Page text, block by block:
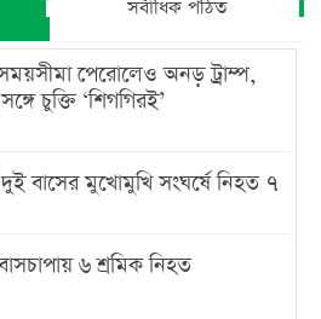
সর্বাধিক পঠিত
পেরোলেও অনড় ট্রাম্প,
চুক্তি ‘শিগগিরই’
বাসের মুখোমুখি সংঘর্ষে নিহত ৭
৬ শ্রমিক নিহত